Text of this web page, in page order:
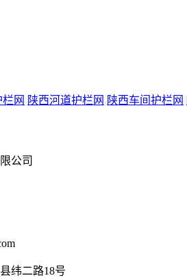
网 陕西河道护栏网 陕西车间护栏网
公司
纬二路18号